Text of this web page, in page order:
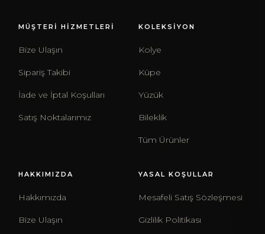
MÜŞTERİ HİZMETLERİ
Bize Ulaşın
Sipariş Takibi
İade ve İptal Koşulları
Satış Noktalarımız
KOLEKSİYON
Kolye
Küpe
Yüzük
Bileklik
Tüm Ürünler
HAKKIMIZDA
Hakkımızda
Bize Ulaşın
YASAL KOŞULLAR
Mesafeli Satış Sözleşmesi
Gizlilik Politikası